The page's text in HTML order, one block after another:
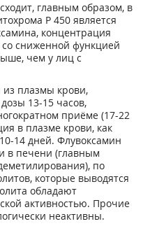
главным образом, в
Р 450 является
концентрация
сниженной функцией
чем у лиц с
плазмы крови,
13-15 часов,
приёме (17-22
в плазме крови, как
14 дней. Флувоксамин
в печени (главным
по
которые выводятся
обладают
активностью. Прочие
неактивны.